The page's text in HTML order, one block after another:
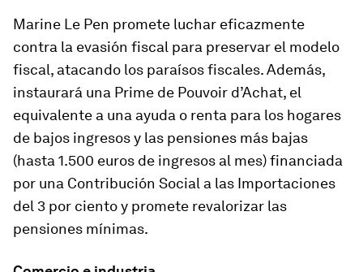
Marine Le Pen promete luchar eficazmente
contra la evasión fiscal para preservar el modelo
fiscal, atacando los paraísos fiscales. Además,
instaurará una Prime de Pouvoir d’Achat, el
equivalente a una ayuda o renta para los hogares
de bajos ingresos y las pensiones más bajas
(hasta 1.500 euros de ingresos al mes) financiada
por una Contribución Social a las Importaciones
del 3 por ciento y promete revalorizar las
pensiones mínimas.